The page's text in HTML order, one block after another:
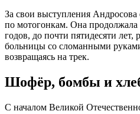
За свои выступления
по мотогонкам. Она продолжала
годов, до почти пятидесяти лет,
больницы со сломанными
возвращаясь на трек.
Шофёр, бомбы и
С началом Великой